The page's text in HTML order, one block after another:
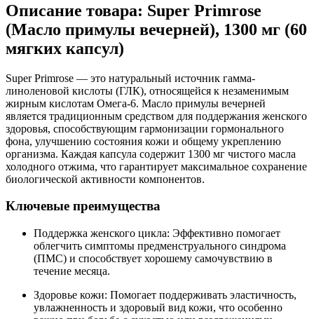
Описание товара: Super Primrose
(Масло примулы вечерней), 1300 мг (60
мягких капсул)
Super Primrose — это натуральный источник гамма-
линоленовой кислоты (ГЛК), относящейся к незаменимым
жирным кислотам Омега-6. Масло примулы вечерней
является традиционным средством для поддержания женского
здоровья, способствующим гармонизации гормонального
фона, улучшению состояния кожи и общему укреплению
организма. Каждая капсула содержит 1300 мг чистого масла
холодного отжима, что гарантирует максимальное сохранение
биологической активности компонентов.
Ключевые преимущества
Поддержка женского цикла: Эффективно помогает
облегчить симптомы предменструального синдрома
(ПМС) и способствует хорошему самочувствию в
течение месяца.
Здоровье кожи: Помогает поддерживать эластичность,
увлажненность и здоровый вид кожи, что особенно